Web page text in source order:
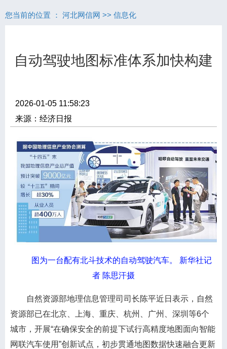
您当前的位置 ： 河北网信网 >> 信息化
自动驾驶地图标准体系加快构建
2026-01-05 11:58:23
来源：经济日报
图为一台配有北斗技术的自动驾驶汽车。 新华社记
者 陈思汗摄
自然资源部地理信息管理司司长陈平近日表示，自然
资源部已在北京、上海、重庆、杭州、广州、深圳等6个
城市，开展“在确保安全的前提下试行高精度地图面向智能
网联汽车使用”创新试点，初步贯通地图数据快速融合更新